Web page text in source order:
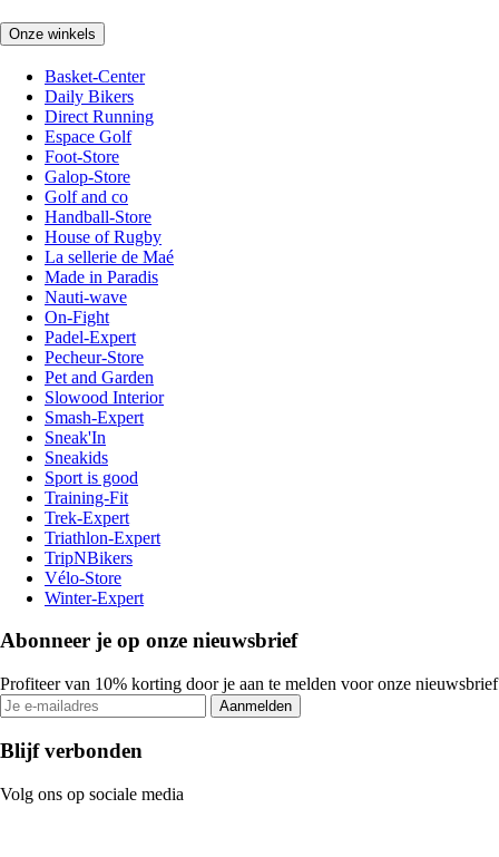
Onze winkels
Basket-Center
Daily Bikers
Direct Running
Espace Golf
Foot-Store
Galop-Store
Golf and co
Handball-Store
House of Rugby
La sellerie de Maé
Made in Paradis
Nauti-wave
On-Fight
Padel-Expert
Pecheur-Store
Pet and Garden
Slowood Interior
Smash-Expert
Sneak'In
Sneakids
Sport is good
Training-Fit
Trek-Expert
Triathlon-Expert
TripNBikers
Vélo-Store
Winter-Expert
Abonneer je op onze nieuwsbrief
Profiteer van 10% korting door je aan te melden voor onze nieuwsbrief
Aanmelden
Blijf verbonden
Volg ons op sociale media